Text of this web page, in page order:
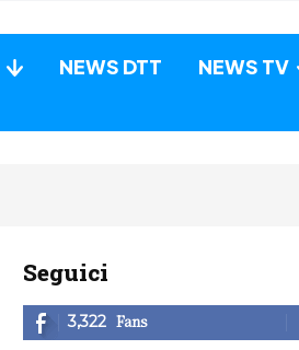
NEWS DTT
NEWS TV
Seguici
3,322 Fans